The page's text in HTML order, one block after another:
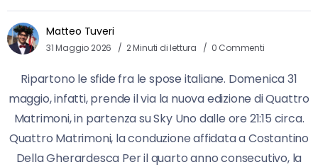
Matteo Tuveri
31 Maggio 2026 2 Minuti di lettura 0 Commenti
Ripartono le sfide fra le spose italiane. Domenica 31
maggio, infatti, prende il via la nuova edizione di Quattro
Matrimoni, in partenza su Sky Uno dalle ore 21:15 circa.
Quattro Matrimoni, la conduzione affidata a Costantino
Della Gherardesca Per il quarto anno consecutivo, la